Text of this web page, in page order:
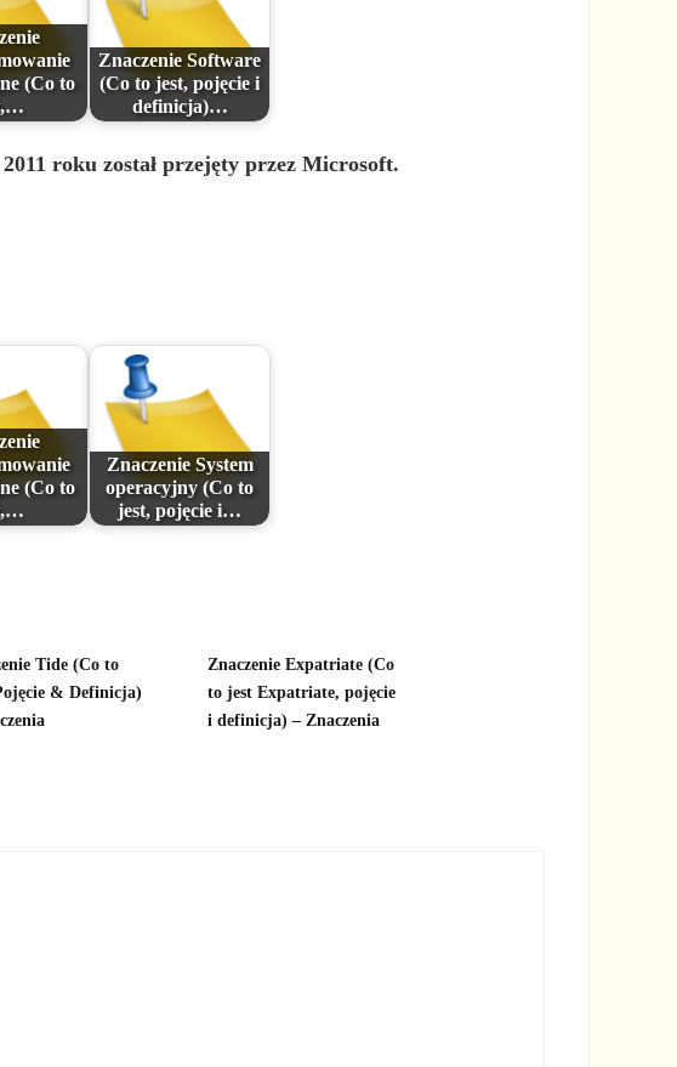
(Co to
Znaczenie Software
(Co to jest, pojęcie i
definicja)…
roku został przejęty przez Microsoft.
(Co to
Znaczenie System
operacyjny (Co to
jest, pojęcie i…
Tide (Co to
& Definicja)
Znaczenie Expatriate (Co
to jest Expatriate, pojęcie
i definicja) – Znaczenia